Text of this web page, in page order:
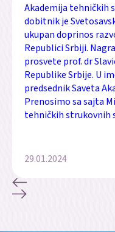
Akademija tehničkih
dobitnik je
ukupan doprinos
Republici Srbiji.
prosvete prof. dr
Republike Srbije. U
predsednik Saveta
Prenosimo sa sajta
tehničkih
29.01.2024